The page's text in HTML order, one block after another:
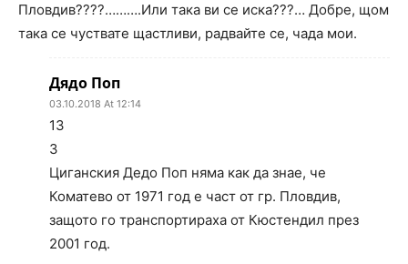
Пловдив????……….Или така ви се иска???… Добре, щом
така се чуствате щастливи, радвайте се, чада мои.
Дядо Поп
03.10.2018 At 12:14
13
3
Циганския Дедо Поп няма как да знае, че
Коматево от 1971 год е част от гр. Пловдив,
защото го транспортираха от Кюстендил през
2001 год.